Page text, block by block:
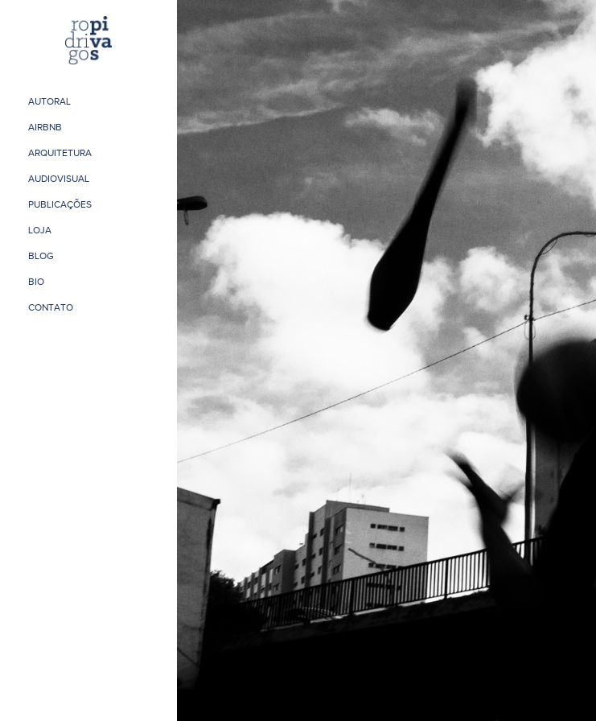
AUTORAL
AIRBNB
ARQUITETURA
AUDIOVISUAL
PUBLICAÇÕES
LOJA
BLOG
BIO
CONTATO